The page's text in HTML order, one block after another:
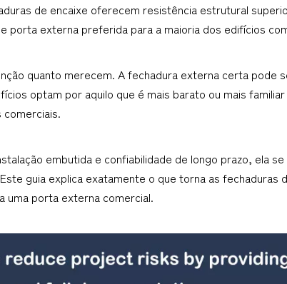
de encaixe oferecem resistência estrutural
externa preferida para a maioria dos edifícios
quanto merecem. A fechadura externa certa pode
optam por aquilo que é mais barato ou mais
embutida e confiabilidade de longo prazo, ela
guia explica exatamente o que torna as fechaduras
uma porta externa comercial.